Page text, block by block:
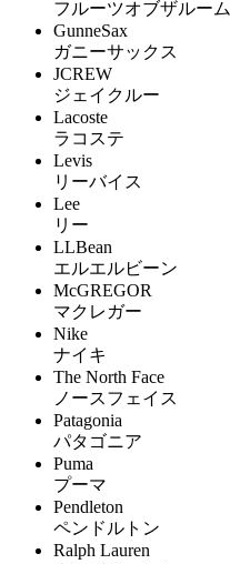
フルーツオブザルーム
GunneSax
ガニーサックス
JCREW
ジェイクルー
Lacoste
ラコステ
Levis
リーバイス
Lee
リー
LLBean
エルエルビーン
McGREGOR
マクレガー
Nike
ナイキ
The North Face
ノースフェイス
Patagonia
パタゴニア
Puma
プーマ
Pendleton
ペンドルトン
Ralph Lauren